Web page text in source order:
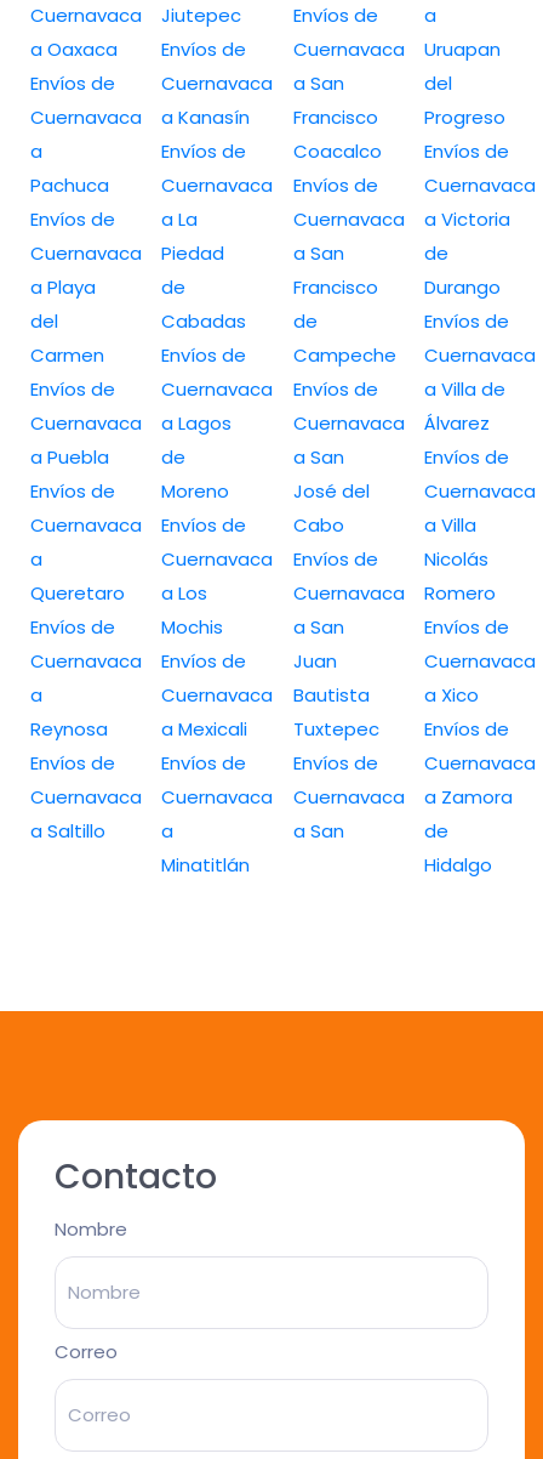
Cuernavaca
a Oaxaca
Envíos de
Cuernavaca
a
Pachuca
Envíos de
Cuernavaca
a Playa
del
Carmen
Envíos de
Cuernavaca
a Puebla
Envíos de
Cuernavaca
a
Queretaro
Envíos de
Cuernavaca
a
Reynosa
Envíos de
Cuernavaca
a Saltillo
Jiutepec
Envíos de
Cuernavaca
a Kanasín
Envíos de
Cuernavaca
a La
Piedad
de
Cabadas
Envíos de
Cuernavaca
a Lagos
de
Moreno
Envíos de
Cuernavaca
a Los
Mochis
Envíos de
Cuernavaca
a Mexicali
Envíos de
Cuernavaca
a
Minatitlán
Envíos de
Cuernavaca
a San
Francisco
Coacalco
Envíos de
Cuernavaca
a San
Francisco
de
Campeche
Envíos de
Cuernavaca
a San
José del
Cabo
Envíos de
Cuernavaca
a San
Juan
Bautista
Tuxtepec
Envíos de
Cuernavaca
a San
a
Uruapan
del
Progreso
Envíos de
Cuernavaca
a Victoria
de
Durango
Envíos de
Cuernavaca
a Villa de
Álvarez
Envíos de
Cuernavaca
a Villa
Nicolás
Romero
Envíos de
Cuernavaca
a Xico
Envíos de
Cuernavaca
a Zamora
de
Hidalgo
Contacto
Nombre
Correo